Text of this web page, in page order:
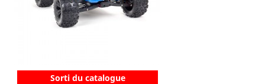
Sorti du catalogue